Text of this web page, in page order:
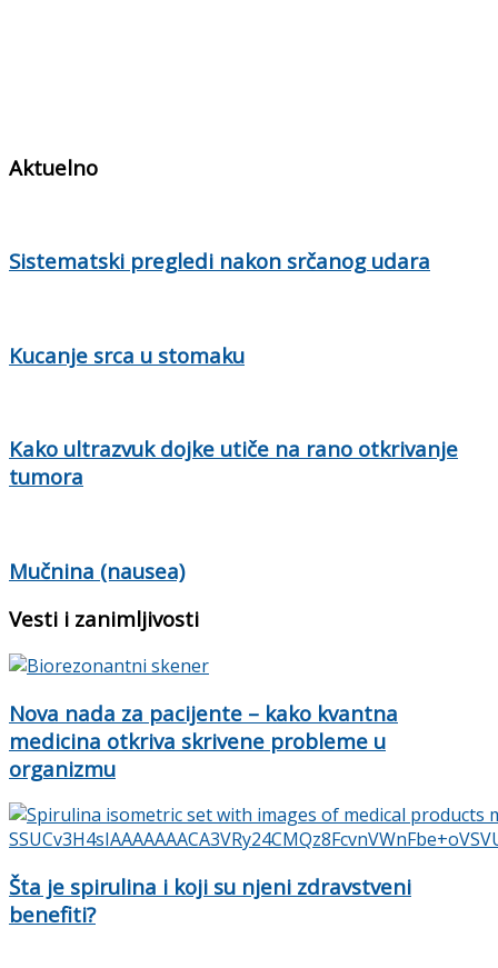
Aktuelno
Sistematski pregledi nakon srčanog udara
Kucanje srca u stomaku
Kako ultrazvuk dojke utiče na rano otkrivanje
tumora
Mučnina (nausea)
Vesti i zanimljivosti
Nova nada za pacijente – kako kvantna
medicina otkriva skrivene probleme u
organizmu
Šta je spirulina i koji su njeni zdravstveni
benefiti?